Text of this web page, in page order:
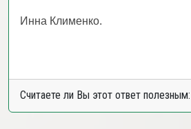
Инна Клименко.
Считаете ли Вы этот ответ полезным: